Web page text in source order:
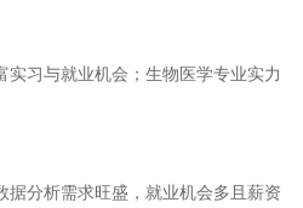
习与就业机会；生物医学专业实力
分析需求旺盛，就业机会多且薪资